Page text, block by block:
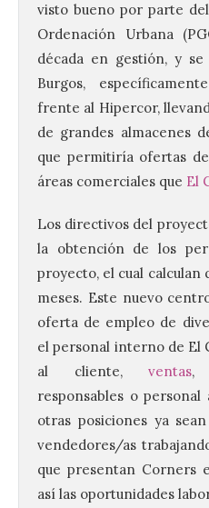
visto bueno por parte
Ordenación Urbana
década en gestión, y
Burgos,
frente al Hipercor,
de grandes almacenes
que permitiría ofertas
áreas comerciales que El
Los directivos del
la obtención de los
proyecto, el cual calculan
meses. Este nuevo
oferta de empleo de
el personal interno de El
al cliente, ventas,
responsables o
otras posiciones ya
vendedores/as
que presentan Corners
así las oportunidades